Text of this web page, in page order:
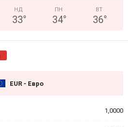
НД
33°
ПН
34°
ВТ
36°
EUR - Евро
1,0000